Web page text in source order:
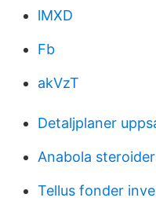
lMXD
Fb
akVzT
Detaljplaner
Anabola
Tellus fonder